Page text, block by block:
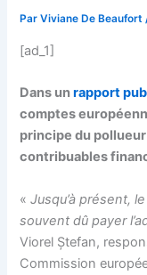
ParViviane De Beaufort
[ad_1]
Dans unrapport
comptes
principe du
contribuables
«Jusqu’à présent,
souvent dû payer
Viorel Ștefan,
Commission